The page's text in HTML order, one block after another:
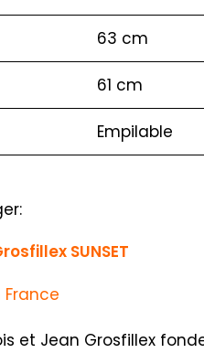
63 cm
61 cm
Empilable
SUNSET
France
et Jean Grosfillex